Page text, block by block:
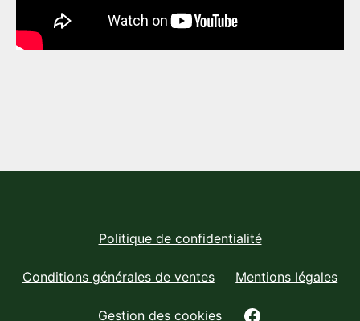
Politique de confidentialité
Conditions générales de ventes Mentions légales
Gestion des cookies